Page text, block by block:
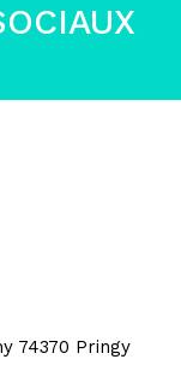
74370 Pringy